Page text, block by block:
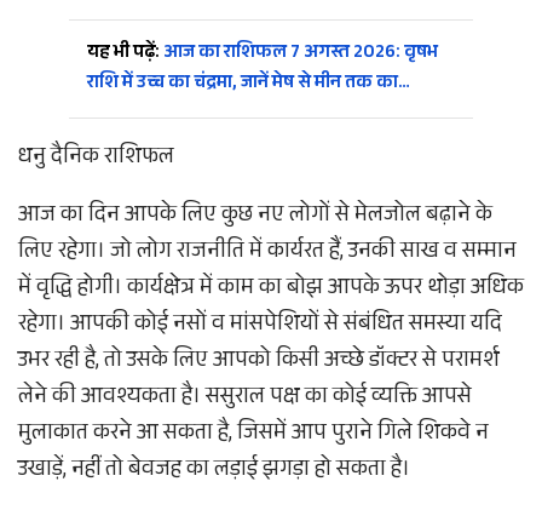
यह भी पढ़ें: आज का राशिफल 7 अगस्त 2026: वृषभ
राशि में उच्च का चंद्रमा, जानें मेष से मीन तक का…
धनु दैनिक राशिफल
आज का दिन आपके लिए कुछ नए लोगों से मेलजोल बढ़ाने के
लिए रहेगा। जो लोग राजनीति में कार्यरत हैं, उनकी साख व सम्मान
में वृद्धि होगी। कार्यक्षेत्र में काम का बोझ आपके ऊपर थोड़ा अधिक
रहेगा। आपकी कोई नसों व मांसपेशियों से संबंधित समस्या यदि
उभर रही है, तो उसके लिए आपको किसी अच्छे डॉक्टर से परामर्श
लेने की आवश्यकता है। ससुराल पक्ष का कोई व्यक्ति आपसे
मुलाकात करने आ सकता है, जिसमें आप पुराने गिले शिकवे न
उखाड़ें, नहीं तो बेवजह का लड़ाई झगड़ा हो सकता है।